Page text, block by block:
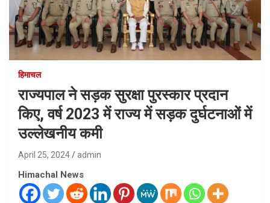
हिमाचल
राज्यपाल ने सड़क सुरक्षा पुरस्कार प्रदान
किए, वर्ष 2023 में राज्य में सड़क दुर्घटनाओं में
उल्लेखनीय कमी
April 25, 2024 admin
Himachal News